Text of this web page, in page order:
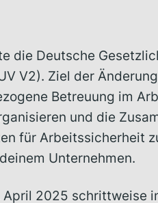
die Deutsche
V2). Ziel der
Betreuung im
und die
für Arbeitssicherheit
Unternehmen.
2025 schrittweise